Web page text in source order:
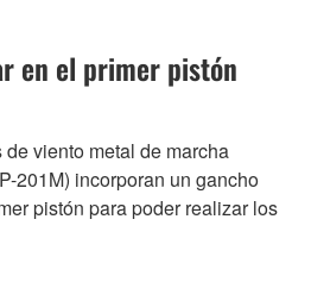
en el primer pistón
viento metal de marcha
201M) incorporan un gancho
pistón para poder realizar los